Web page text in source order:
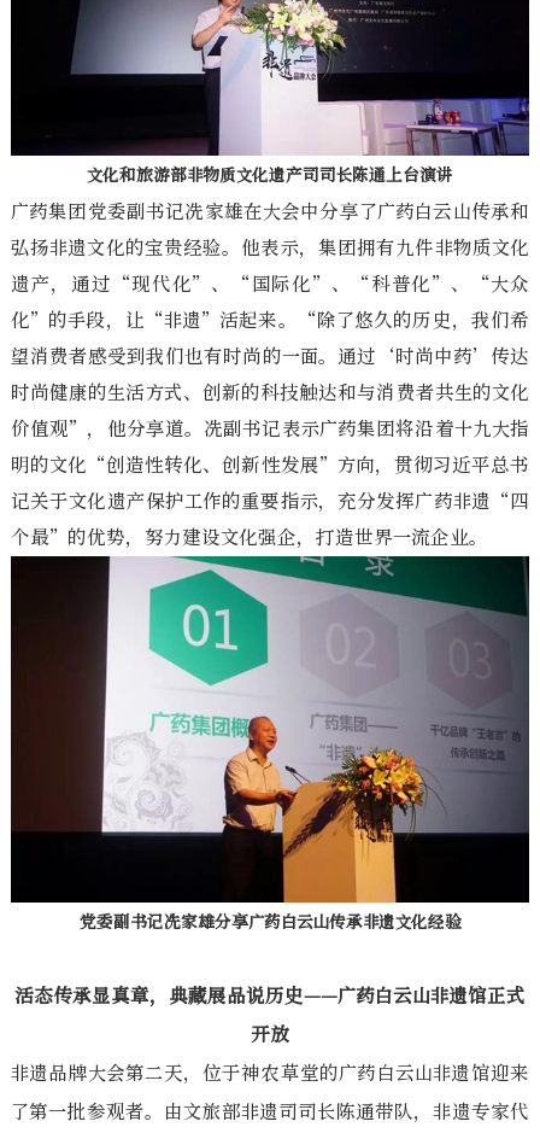
文化和旅游部非物质文化遗产司司长陈通上台演讲
广药集团党委副书记冼家雄在大会中分享了广药白云山传承和
弘扬非遗文化的宝贵经验。他表示，集团拥有九件非物质文化
遗产，通过“现代化”、“国际化”、“科普化”、“大众
化”的手段，让“非遗”活起来。“除了悠久的历史，我们希
望消费者感受到我们也有时尚的一面。通过‘时尚中药’传达
时尚健康的生活方式、创新的科技触达和与消费者共生的文化
价值观”，他分享道。冼副书记表示广药集团将沿着十九大指
明的文化“创造性转化、创新性发展”方向，贯彻习近平总书
记关于文化遗产保护工作的重要指示，充分发挥广药非遗“四
个最”的优势，努力建设文化强企，打造世界一流企业。
党委副书记冼家雄分享广药白云山传承非遗文化经验
活态传承显真章，典藏展品说历史——广药白云山非遗馆正式
开放
非遗品牌大会第二天，位于神农草堂的广药白云山非遗馆迎来
了第一批参观者。由文旅部非遗司司长陈通带队，非遗专家代